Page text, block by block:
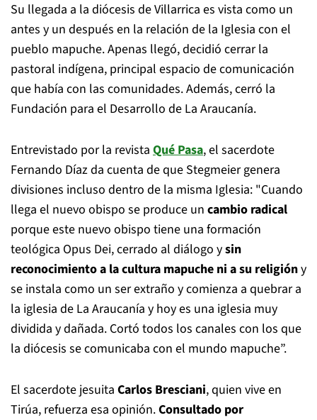
Su llegada a la diócesis de Villarrica es vista como un
antes y un después en la relación de la Iglesia con el
pueblo mapuche. Apenas llegó, decidió cerrar la
pastoral indígena, principal espacio de comunicación
que había con las comunidades. Además, cerró la
Fundación para el Desarrollo de La Araucanía.
Entrevistado por la revista Qué Pasa, el sacerdote
Fernando Díaz da cuenta de que Stegmeier genera
divisiones incluso dentro de la misma Iglesia: "Cuando
llega el nuevo obispo se produce un cambio radical
porque este nuevo obispo tiene una formación
teológica Opus Dei, cerrado al diálogo ysin
reconocimiento a la cultura mapuche ni a su religióny
se instala como un ser extraño y comienza a quebrar a
la iglesia de La Araucanía y hoy es una iglesia muy
dividida y dañada. Cortó todos los canales con los que
la diócesis se comunicaba con el mundo mapuche”.
El sacerdote jesuita Carlos Bresciani, quien vive en
Tirúa, refuerza esa opinión.Consultado por